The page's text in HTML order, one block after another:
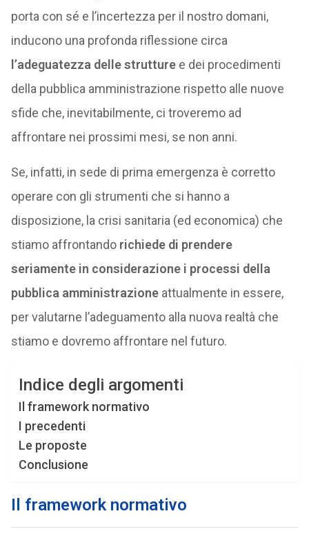
porta con sé e l’incertezza per il nostro domani,
inducono una profonda riflessione circa
l’adeguatezza delle strutturee dei procedimenti
della pubblica amministrazione rispetto alle nuove
sfide che, inevitabilmente, ci troveremo ad
affrontare nei prossimi mesi, se non anni.
Se, infatti, in sede di prima emergenza è corretto
operare con gli strumenti che si hanno a
disposizione, la crisi sanitaria (ed economica) che
stiamo affrontando richiede di prendere
seriamente in considerazione i processi della
pubblica amministrazioneattualmente in essere,
per valutarne l’adeguamento alla nuova realtà che
stiamo e dovremo affrontare nel futuro.
Indice degli argomenti
Il framework normativo
I precedenti
Le proposte
Conclusione
Il framework normativo